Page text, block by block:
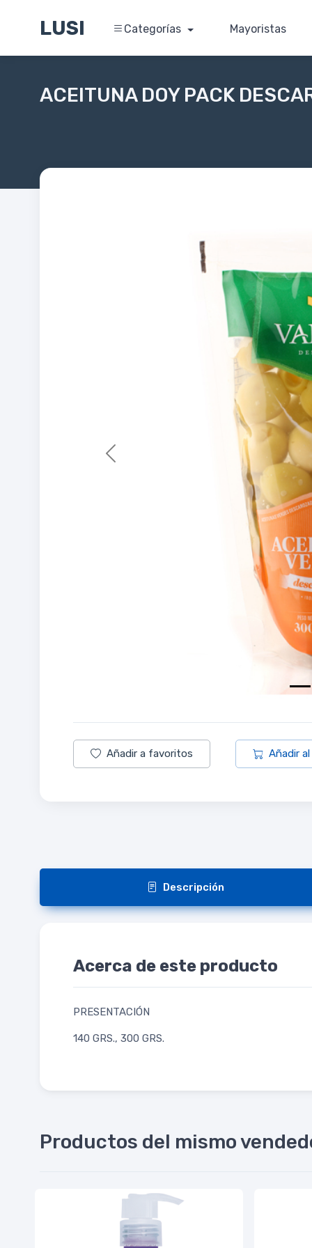
LUSI Categorías Mayoristas
ACEITUNA DOY PACK
Previous
Añadir a favoritos Añadir
Descripción
Acerca de este producto
PRESENTACIÓN
140 GRS., 300 GRS.
Productos del mismo